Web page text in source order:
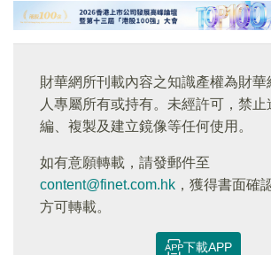
財華網所刊載內容之知識產權為財華
人專屬所有或持有。未經許可，禁
編、複製及建立鏡像等任何使用。
如有意願轉載，請發郵件至
content@finet.com.hk ，獲得書面確
方可轉載。
下載APP